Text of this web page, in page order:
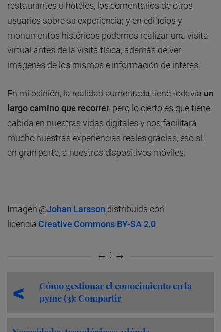
restaurantes u hoteles, los comentarios de otros
usuarios sobre su experiencia; y en edificios y
monumentos históricos podemos realizar una visita
virtual antes de la visita física, además de ver
imágenes de los mismos e información de interés.
En mi opinión, la realidad aumentada tiene todavía un
largo camino que recorrer, pero lo cierto es que tiene
cabida en nuestras vidas digitales y nos facilitará
mucho nuestras experiencias reales gracias, eso sí,
en gran parte, a nuestros dispositivos móviles.
Imagen @Johan Larsson distribuida con
licencia Creative Commons BY-SA 2.0
Cómo gestionar el conocimiento en la
pyme (3): Compartir